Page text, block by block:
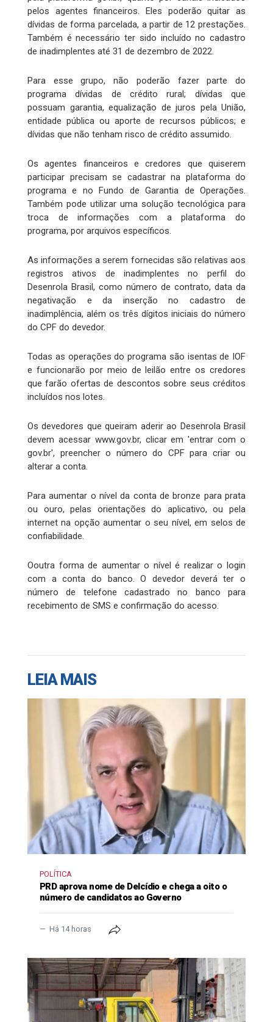
pelos agentes financeiros. Eles poderão quitar as
dívidas de forma parcelada, a partir de 12 prestações.
Também é necessário ter sido incluído no cadastro
de inadimplentes até 31 de dezembro de 2022.
Para esse grupo, não poderão fazer parte do
programa dívidas de crédito rural; dívidas que
possuam garantia, equalização de juros pela União,
entidade pública ou aporte de recursos públicos; e
dívidas que não tenham risco de crédito assumido.
Os agentes financeiros e credores que quiserem
participar precisam se cadastrar na plataforma do
programa e no Fundo de Garantia de Operações.
Também pode utilizar uma solução tecnológica para
troca de informações com a plataforma do
programa, por arquivos específicos.
As informações a serem fornecidas são relativas aos
registros ativos de inadimplentes no perfil do
Desenrola Brasil, como número de contrato, data da
negativação e da inserção no cadastro de
inadimplência, além os três dígitos iniciais do número
do CPF do devedor.
Todas as operações do programa são isentas de IOF
e funcionarão por meio de leilão entre os credores
que farão ofertas de descontos sobre seus créditos
incluídos nos lotes.
Os devedores que queiram aderir ao Desenrola Brasil
devem acessar www.gov.br, clicar em 'entrar com o
gov.br', preencher o número do CPF para criar ou
alterar a conta.
Para aumentar o nível da conta de bronze para prata
ou ouro, pelas orientações do aplicativo, ou pela
internet na opção aumentar o seu nível, em selos de
confiabilidade.
Ooutra forma de aumentar o nível é realizar o login
com a conta do banco. O devedor deverá ter o
número de telefone cadastrado no banco para
recebimento de SMS e confirmação do acesso.
LEIA MAIS
POLÍTICA
PRD aprova nome de Delcídio e chega a oito o
número de candidatos ao Governo
Há 14 horas